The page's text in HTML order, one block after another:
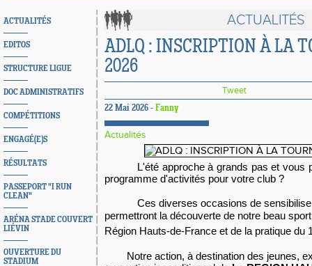
ACTUALITÉS
EDITOS
STRUCTURE LIGUE
DOC ADMINISTRATIFS
COMPÉTITIONS
ENGAGÉ(E)S
RÉSULTATS
PASSEPORT "I RUN
CLEAN"
ARÉNA STADE COUVERT
LIÉVIN
OUVERTURE DU
STADIUM
ACTUALITÉS
ADLQ : INSCRIPTION À LA
2026
Tweet
22 Mai 2026 - Fanny
Actualités
L'été approche à grands pas et vous
programme d'activités pour votre club ?
Ces diverses occasions de
permettront la découverte de notre beau
Région Hauts-de-France et de la pratique du
Notre action, à destination des jeunes,